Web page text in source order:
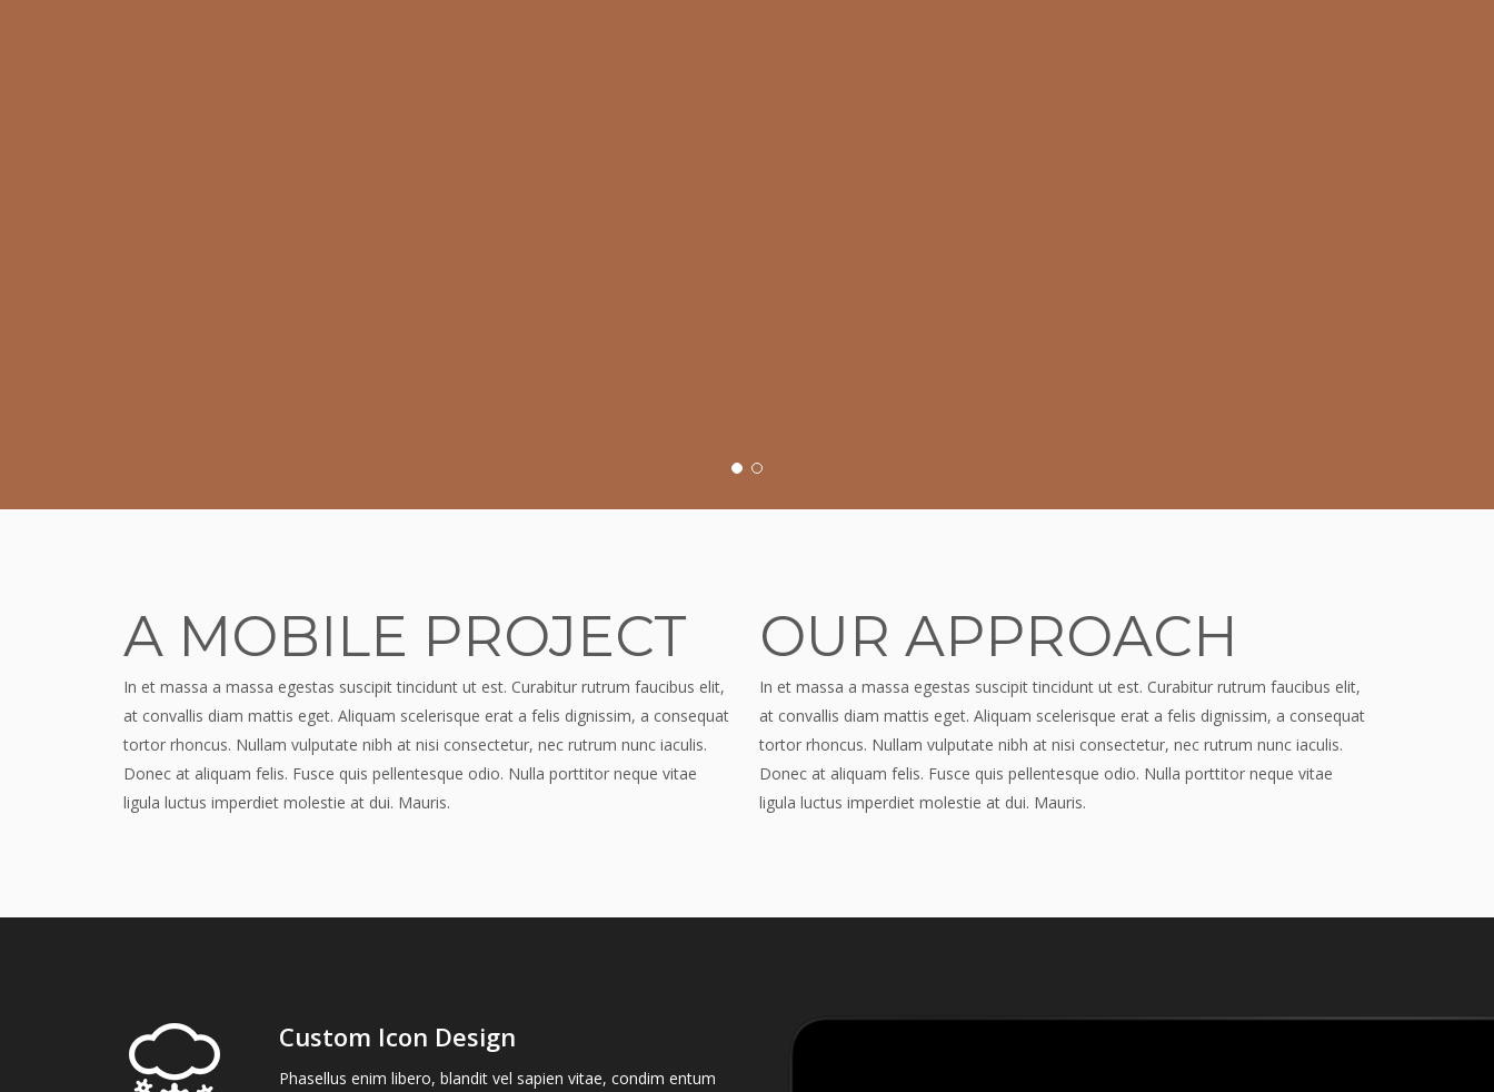
A MOBILE PROJECT
In et massa a massa egestas suscipit tincidunt ut est. Curabitur rutrum faucibus elit,
at convallis diam mattis eget. Aliquam scelerisque erat a felis dignissim, a consequat
tortor rhoncus. Nullam vulputate nibh at nisi consectetur, nec rutrum nunc iaculis.
Donec at aliquam felis. Fusce quis pellentesque odio. Nulla porttitor neque vitae
ligula luctus imperdiet molestie at dui. Mauris.
OUR APPROACH
In et massa a massa egestas suscipit tincidunt ut est. Curabitur rutrum faucibus elit,
at convallis diam mattis eget. Aliquam scelerisque erat a felis dignissim, a consequat
tortor rhoncus. Nullam vulputate nibh at nisi consectetur, nec rutrum nunc iaculis.
Donec at aliquam felis. Fusce quis pellentesque odio. Nulla porttitor neque vitae
ligula luctus imperdiet molestie at dui. Mauris.
Custom Icon Design
Phasellus enim libero, blandit vel sapien vitae, condim entum